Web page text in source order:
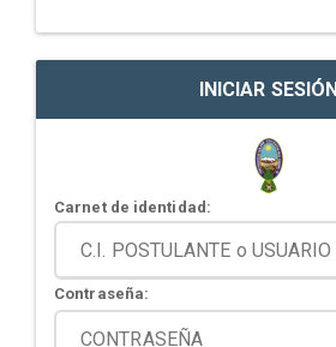
INICIAR SESIÓN
Carnet de identidad:
Contraseña: